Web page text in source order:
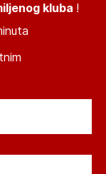
kluba !